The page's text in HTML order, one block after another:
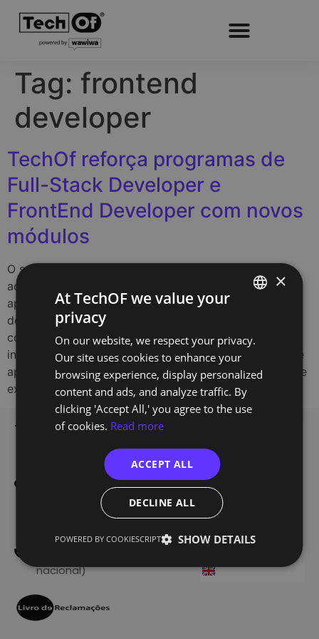
Tag: frontend
developer
TechOf reforça programas de
Full-Stack Developer e
FrontEnd Developer com novos
módulos
O setor tecnológico continua a evoluir a um ritmo
acelerado. Hoje, desenvolver software já não significa
apenas escrever código. Os profissionais da área
devem combinar competências técnicas com
conhecimentos de experiência do utilizador, design de
interfaces e novas abordagens ao desenvolvimento de
aplicações, numa resposta à crescente complexidade e
exigência dos produtos digitais. Neste contexto, […]
TechOf - Tech Training
Edifício Smart
Alameda dos Oceanos 1.06
1990-207 Lisboa
300 601 738
nacional)
Training
Register
About Us
Contacts
ENGLISH
×
At TechOF we value your
privacy
On our website, we respect your privacy.
Our site uses cookies to enhance your
browsing experience, display personalized
content and ads, and analyze traffic. By
clicking 'Accept All,' you agree to the use
of cookies. Read more
ACCEPT ALL
DECLINE ALL
SHOW DETAILS
POWERED BY COOKIESCRIPT